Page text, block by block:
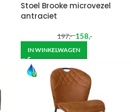
Stoel Brooke microvezel
antraciet
197,- 158,-
IN WINKELWAGEN